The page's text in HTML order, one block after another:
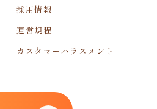
採用情報
運営規程
カスタマーハラスメント